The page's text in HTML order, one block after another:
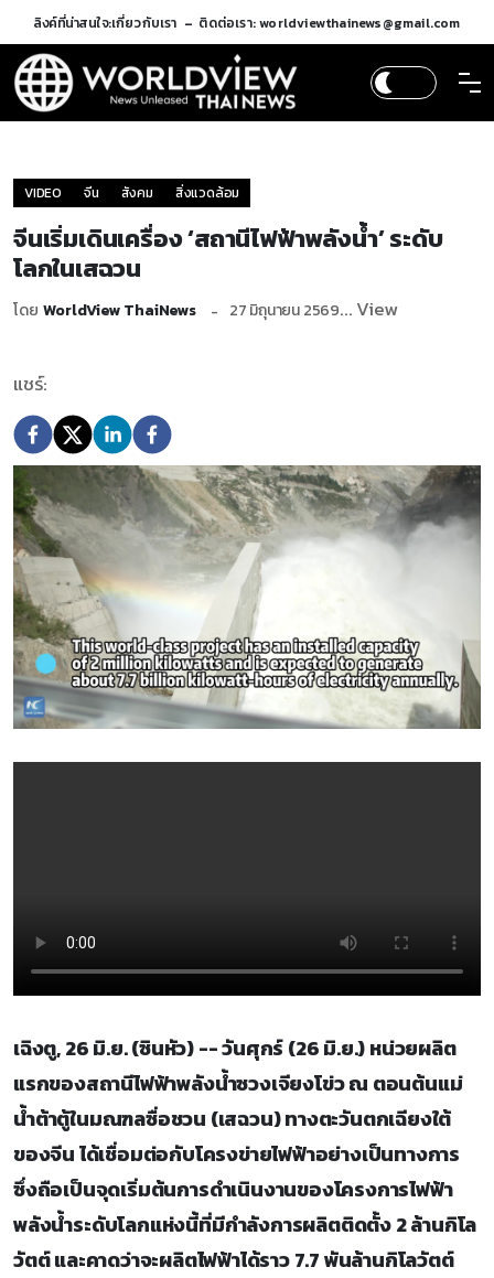
ลิงค์ที่น่าสนใจ:เกี่ยวกับเรา ติดต่อเรา: worldviewthainews@gmail.com
VIDEO จีน สังคม สิ่งแวดล้อม
จีนเริ่มเดินเครื่อง ‘สถานีไฟฟ้าพลังน้ำ’ ระดับ
โลกในเสฉวน
โดย WorldView ThaiNews 27 มิถุนายน 2569... View
แชร์:
เฉิงตู, 26 มิ.ย. (ซินหัว) -- วันศุกร์ (26 มิ.ย.) หน่วยผลิต
แรกของสถานีไฟฟ้าพลังน้ำซวงเจียงโข่ว ณ ตอนต้นแม่
น้ำต้าตู้ในมณฑลซื่อชวน (เสฉวน) ทางตะวันตกเฉียงใต้
ของจีน ได้เชื่อมต่อกับโครงข่ายไฟฟ้าอย่างเป็นทางการ
ซึ่งถือเป็นจุดเริ่มต้นการดำเนินงานของโครงการไฟฟ้า
พลังน้ำระดับโลกแห่งนี้ที่มีกำลังการผลิตติดตั้ง 2 ล้านกิโล
วัตต์ และคาดว่าจะผลิตไฟฟ้าได้ราว 7.7 พันล้านกิโลวัตต์